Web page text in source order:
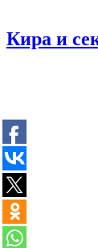
Кира и